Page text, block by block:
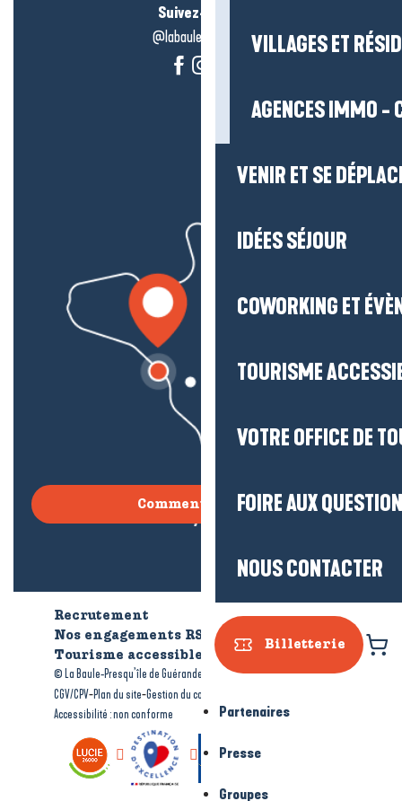
VILLAGES ET
AGENCES IMMO -
VENIR ET SE
IDÉES SÉJOUR
COWORKING ET
TOURISME
VOTRE OFFICE DE
FOIRE AUX
NOUS CONTACTER
Billetterie
Partenaires
Presse
Groupes
Suivez-nous !
@labauleguérande
Comment venir ?
Recrutement
Qui sommes-nous ?
Nos engagements RSE
Tourisme accessible
© La Baule-Presqu’île de Guérande tourisme-Mentions légales-
CGV/CPV-Plan du site-Gestion du consentement
Accessibilité : non conforme